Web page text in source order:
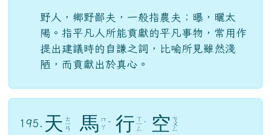
野人，鄉野鄙夫，一般指農夫；曝，曬太
陽。指平凡人所能貢獻的平凡事物，常用作
提出建議時的自謙之詞，比喻所見雖然淺
陋，而貢獻出於真心。
195. 天 ㄊ
ㄧ
ㄢ 馬 ㄇ
ㄚ ˇ 行 ㄒ
ㄧ
ㄥ
ˊ 空 ㄎ
ㄨ
ㄥ